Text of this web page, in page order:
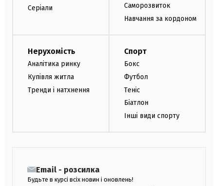
Серіали
Саморозвиток
Навчання за кордоном
Нерухомість
Аналітика ринку
Купівля житла
Тренди і натхнення
Спорт
Бокс
Футбол
Теніс
Біатлон
Інші види спорту
Email - розсилка
Будьте в курсі всіх новин і оновлень!